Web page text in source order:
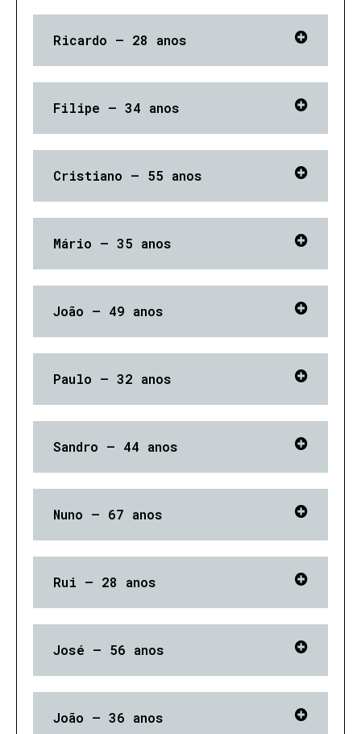
Ricardo – 28 anos
Filipe – 34 anos
Cristiano – 55 anos
Mário – 35 anos
João – 49 anos
Paulo – 32 anos
Sandro – 44 anos
Nuno – 67 anos
Rui – 28 anos
José – 56 anos
João – 36 anos